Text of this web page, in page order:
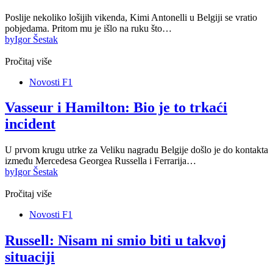
Poslije nekoliko lošijih vikenda, Kimi Antonelli u Belgiji se vratio
pobjedama. Pritom mu je išlo na ruku što…
byIgor Šestak
Pročitaj više
Novosti F1
Vasseur i Hamilton: Bio je to trkaći
incident
U prvom krugu utrke za Veliku nagradu Belgije došlo je do kontakta
između Mercedesa Georgea Russella i Ferrarija…
byIgor Šestak
Pročitaj više
Novosti F1
Russell: Nisam ni smio biti u takvoj
situaciji